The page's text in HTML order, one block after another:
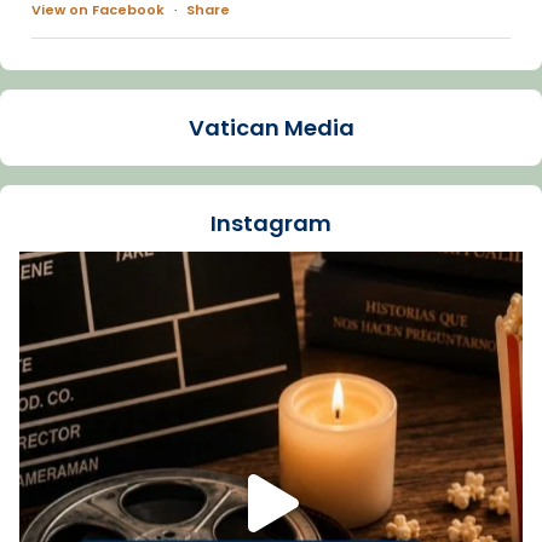
View on Facebook · Share
Arquebisbat de Barcelona
La Carmina va patir depressió. Fa gairebé
dos mesos, a l'Estadi Lluís Companys, la
Recupera l'entrevista comp
Vatican
tican News 👇
www.vaticannews.va/es/iglesia/news/2026-
07/carmina-historia-depresion-papa-viaje-
espana-testimoni...
Foto
View on Facebook · Share
Vatican Media
Instagram